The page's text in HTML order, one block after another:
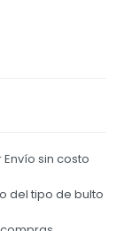
Envío sin costo
del tipo de bulto